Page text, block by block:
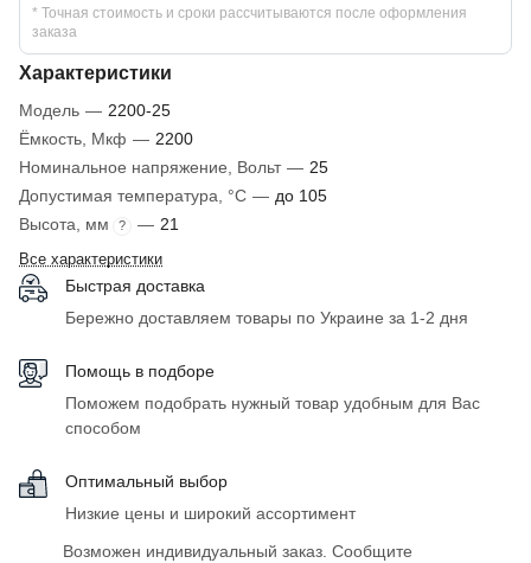
* Точная стоимость и сроки рассчитываются после оформления
заказа
Характеристики
Модель — 2200-25
Ёмкость, Мкф — 2200
Номинальное напряжение, Вольт — 25
Допустимая температура, °C — до 105
Высота, мм
? — 21
Все характеристики
Быстрая доставка
Бережно доставляем товары по Украине за 1-2 дня
Помощь в подборе
Поможем подобрать нужный товар удобным для Вас
способом
Оптимальный выбор
Низкие цены и широкий ассортимент
Возможен индивидуальный заказ. Сообщите